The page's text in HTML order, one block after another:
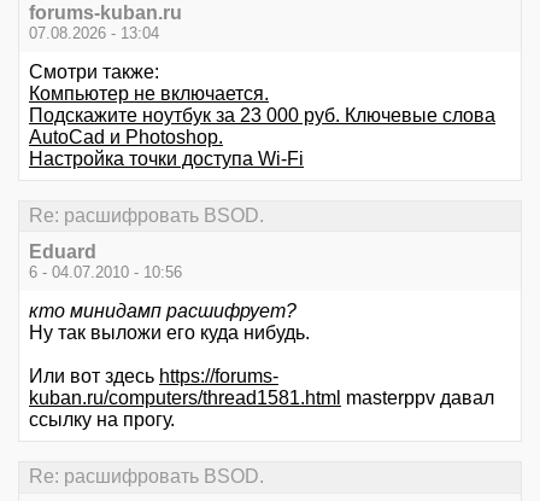
forums-kuban.ru
07.08.2026 - 13:04
Смотри также:
Компьютер не включается.
Подскажите ноутбук за 23 000 руб. Ключевые слова
AutoCad и Photoshop.
Настройка точки доступа Wi-Fi
Re: расшифровать BSOD.
Eduard
6 - 04.07.2010 - 10:56
кто минидамп расшифрует?
Ну так выложи его куда нибудь.
Или вот здесь https://forums-
kuban.ru/computers/thread1581.html masterppv давал
ссылку на прогу.
Re: расшифровать BSOD.